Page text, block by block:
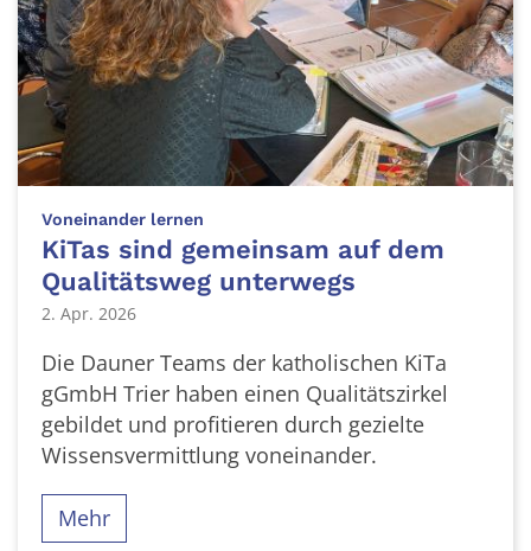
Voneinander lernen
KiTas sind gemeinsam auf dem
Qualitätsweg unterwegs
2. Apr. 2026
Die Dauner Teams der katholischen KiTa
gGmbH Trier haben einen Qualitätszirkel
gebildet und profitieren durch gezielte
Wissensvermittlung voneinander.
Mehr